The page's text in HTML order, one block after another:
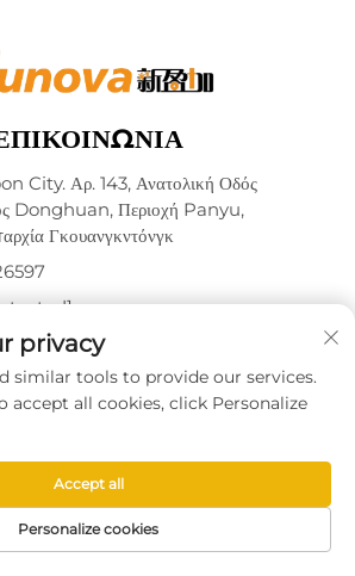
City. Αρ. 143, Ανατολική Οδός
Donghuan, Περιοχή Panyu,
Γκουανγκντόνγκ
© 2025 από την Guangzhou
Technology Co., Ltd. -
Απορρήτου
privacy
similar tools to provide our services.
accept all cookies, click Personalize
Personalize cookies
Accept all